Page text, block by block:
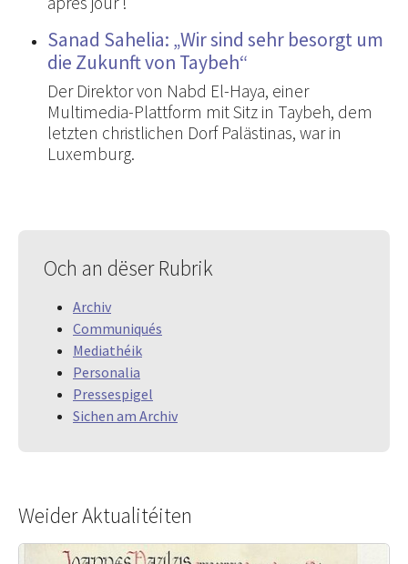
Sanad Sahelia: „Wir sind sehr besorgt um
die Zukunft von Taybeh“
Der Direktor von Nabd El-Haya, einer
Multimedia-Plattform mit Sitz in Taybeh, dem
letzten christlichen Dorf Palästinas, war in
Luxemburg.
Och an dëser Rubrik
Archiv
Communiqués
Mediathéik
Personalia
Pressespigel
Sichen am Archiv
Weider Aktualitéiten